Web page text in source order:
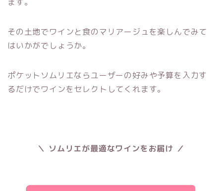
その土地でワインと食のマリアージュを楽しんでみて
はいかがでしょうか。
ポケットソムリエならユーザーの好みや予算を入力す
るだけでワインをセレクトしてくれます。
＼ ソムリエが最適なワインをお届け ／